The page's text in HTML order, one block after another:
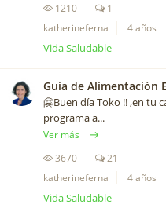
1210
1
katherineferna
4 años
Vida Saludable
Guia de Alimentación
🤗Buen día Toko !! ,en tu
programa a...
Ver más
3670
21
katherineferna
4 años
Vida Saludable